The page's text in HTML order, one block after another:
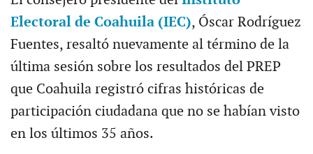
Electoral de Coahuila (IEC), Óscar Rodríguez
Fuentes, resaltó nuevamente al término de la
última sesión sobre los resultados del PREP
que Coahuila registró cifras históricas de
participación ciudadana que no se habían visto
en los últimos 35 años.